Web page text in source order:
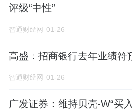
评级“中性”
智通财经网 01-26
高盛：招商银行去年业绩符
智通财经网 01-26
广发证券：维持贝壳-W“买